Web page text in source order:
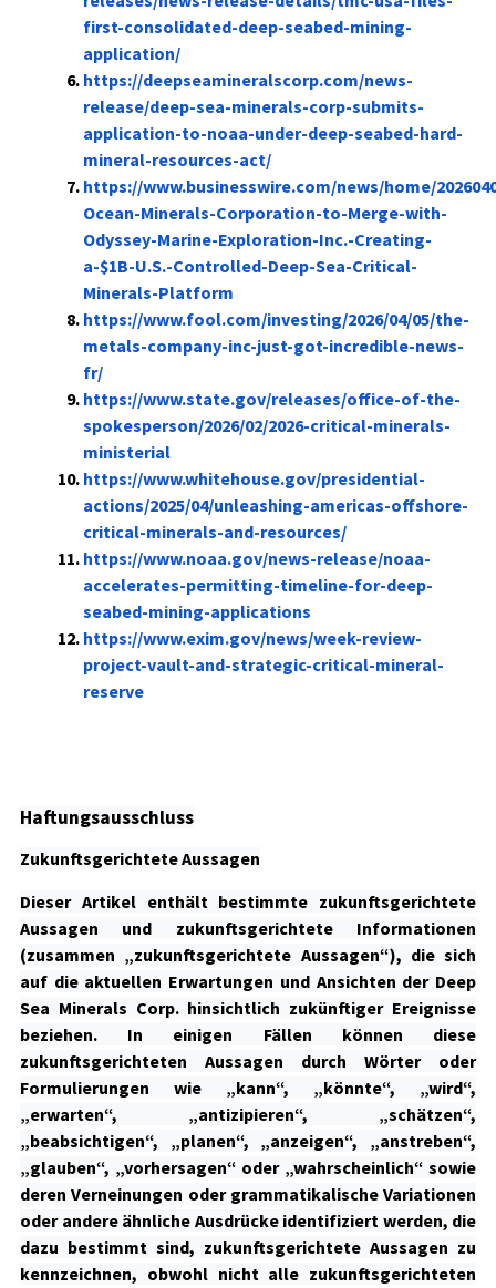
first-consolidated-deep-seabed-mining-
application/
https://deepseamineralscorp.com/news-
release/deep-sea-minerals-corp-submits-
application-to-noaa-under-deep-seabed-hard-
mineral-resources-act/
https://www.businesswire.com/news/home/
Ocean-Minerals-Corporation-to-Merge-with-
Odyssey-Marine-Exploration-Inc.-Creating-
a-$1B-U.S.-Controlled-Deep-Sea-Critical-
Minerals-Platform
https://www.fool.com/investing/2026/04/05/the-
metals-company-inc-just-got-incredible-news-
fr/
https://www.state.gov/releases/office-of-the-
spokesperson/2026/02/2026-critical-minerals-
ministerial
https://www.whitehouse.gov/presidential-
actions/2025/04/unleashing-americas-offshore-
critical-minerals-and-resources/
https://www.noaa.gov/news-release/noaa-
accelerates-permitting-timeline-for-deep-
seabed-mining-applications
https://www.exim.gov/news/week-review-
project-vault-and-strategic-critical-mineral-
reserve
Haftungsausschluss
Zukunftsgerichtete Aussagen
Dieser Artikel enthält bestimmte zukunftsgerichtete
Aussagen und zukunftsgerichtete Informationen
(zusammen „zukunftsgerichtete Aussagen“), die sich
auf die aktuellen Erwartungen und Ansichten der Deep
Sea Minerals Corp. hinsichtlich zukünftiger Ereignisse
beziehen. In einigen Fällen können diese
zukunftsgerichteten Aussagen durch Wörter oder
Formulierungen wie „kann“, „könnte“, „wird“,
„erwarten“, „antizipieren“, „schätzen“,
„beabsichtigen“, „planen“, „anzeigen“, „anstreben“,
„glauben“, „vorhersagen“ oder „wahrscheinlich“ sowie
deren Verneinungen oder grammatikalische Variationen
oder andere ähnliche Ausdrücke identifiziert werden, die
dazu bestimmt sind, zukunftsgerichtete Aussagen zu
kennzeichnen, obwohl nicht alle zukunftsgerichteten